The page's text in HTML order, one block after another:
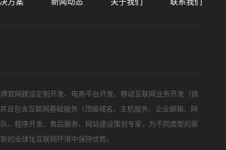
官网建设定制开发、电商平台开发、移动互联网业务开发（微
且包含互联网基础服务（顶级域名、主机服务、企业邮箱、网
、程序开发、售后服务、网站建设策划专家，为不同类型的客
的全球化互联网环境中保持优势。